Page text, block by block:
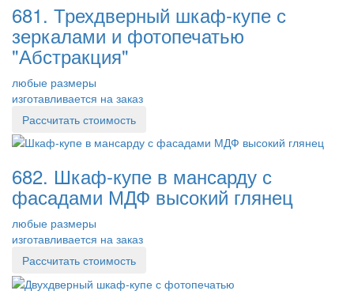
681. Трехдверный шкаф-купе с
зеркалами и фотопечатью
"Абстракция"
любые размеры
изготавливается на заказ
Рассчитать стоимость
682. Шкаф-купе в мансарду с
фасадами МДФ высокий глянец
любые размеры
изготавливается на заказ
Рассчитать стоимость